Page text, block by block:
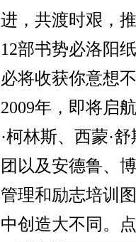
进，共渡时艰，
12部书势必洛阳
必将收获你意想
2009年，即将启
·柯林斯、西蒙·
团以及安德鲁、
管理和励志培训
中创造大不同。